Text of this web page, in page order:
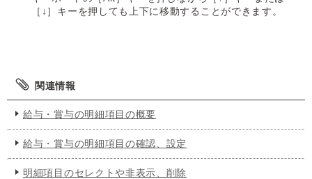
［↓］キーを押しても上下に移動することができます。
関連情報
給与・賞与の明細項目の概要
給与・賞与の明細項目の確認、設定
明細項目のセレクトや非表示、削除